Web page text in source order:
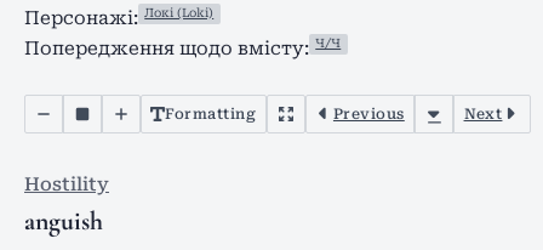
Персонажі: Локі (Loki)
Попередження щодо вмісту: Ч/Ч
Formatting Previous Next
Hostility
anguish